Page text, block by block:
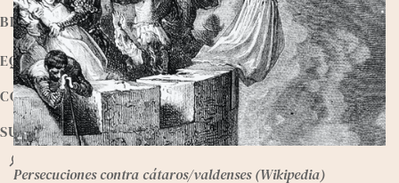
BIBLIOTECA
EQUIPO
CONTACTO
SUMATE
Persecuciones contra cátaros/valdenses (Wikipedia)